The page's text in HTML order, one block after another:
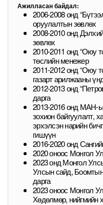
Ажилласан байдал:
2006-2008 онд
оруулалтын зөвлөх
2008-2010 онд
зөвлөх
2010-2011 онд “Оюу
төслийн менежер
2011-2012 онд “Оюу
газарт арилжааны
2012-2013 онд
дарга
2013-2016 онд МАН-
зохион байгуулалт,
эрхэлсэн нарийн
гишүүн
2016-2020 онд
2020 оноос Монгол
2023 онд Монгол
Улсын сайд,
дарга
2023 оноос Монгол
Хөдөлмөр, нийгмийн